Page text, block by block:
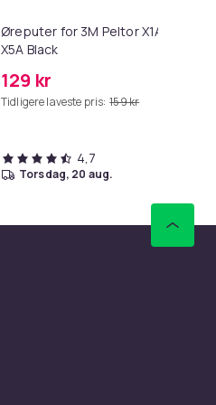
Øreputer for 3M Peltor X1A-
X5A Black
129 kr
Tidligere laveste pris: 159 kr
4,7
torsdag, 20 aug.